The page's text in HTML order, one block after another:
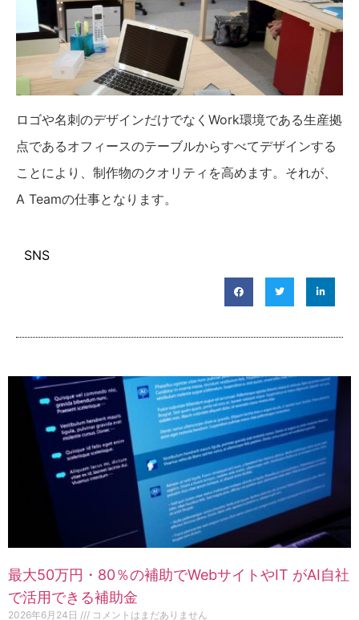
ロゴや名刺のデザインだけでなくWork環境である生産拠
点であるオフィースのテーブルからすべてデザインする
ことにより、制作物のクオリティを高めます。それが、
A Teamの仕事となります。
SNS
最大50万円・80％の補助でWebサイトやIT がAI自社
で活用できる補助金
2026年6月24日 コメントはまだありません